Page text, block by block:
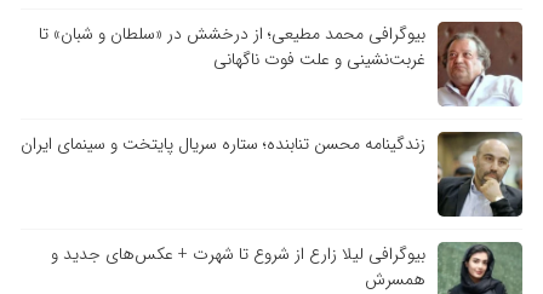
بیوگرافی محمد مطیعی؛ از درخشش در «سلطان و شبان» تا
غربت‌نشینی و علت فوت ناگهانی
زندگینامه محسن تنابنده؛ ستاره سریال پایتخت و سینمای ایران
بیوگرافی لیلا زارع از شروع تا شهرت + عکس‌های جدید و
همسرش